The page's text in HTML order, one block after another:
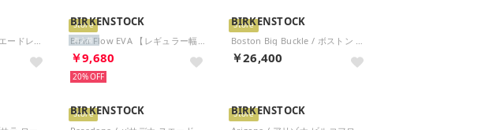
Arizona / アリゾナ スエードレザー 【レギュラー幅】 UNISEX （ピュアセージ）
Store
BIRKENSTOCK
Birki Flow EVA 【レギュラー幅】 UNISEX （ブラック）
￥9,680
再入荷
20%
Store
BIRKENSTOCK
Boston Big Buckle / ボストン ビッグバックル ヌバックレザー 【ナロー幅】 WOMEN （サンドキャッスル）
￥26,400
Store
BIRKENSTOCK Store
BIRKENSTOCK